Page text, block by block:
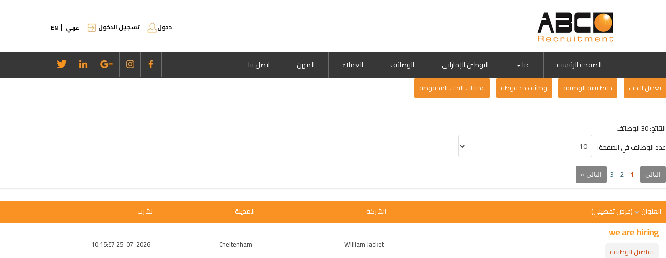
دخول تسجيل الدخول عربي |
EN
الصفحة الرئيسية عنا التوطين الإماراتي الوضائف العملاء المهن اتصل بنا
تعديل البحث حفظ تنبيه الوظيفة وظائف محفوظة عمليات البحث المحفوظة
النتائج: 30 الوضائف
عدد الوظائف في الصفحة:
التالي 1
2
3 التالي »
العنوان (عرض تفصيلي) الشركة المدينة نشرت
we are hiring
تفاصيل الوظيفة
William Jacket
Cheltenham
25-07-2026 10:15:57